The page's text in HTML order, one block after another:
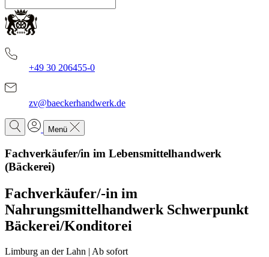
+49 30 206455-0
zv@baeckerhandwerk.de
Menü
Fachverkäufer/in im Lebensmittelhandwerk
(Bäckerei)
Fachverkäufer/-in im
Nahrungsmittelhandwerk Schwerpunkt
Bäckerei/Konditorei
Limburg an der Lahn | Ab sofort